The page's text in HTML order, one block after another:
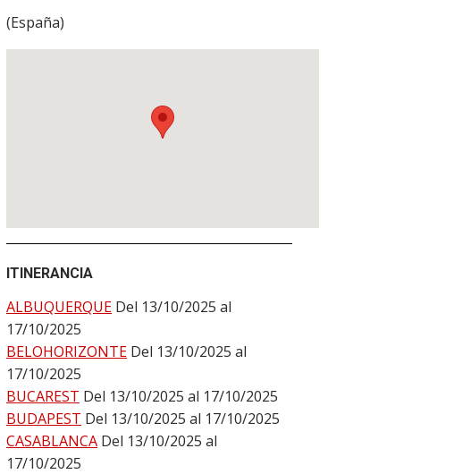
(España)
ITINERANCIA
ALBUQUERQUE Del 13/10/2025 al
17/10/2025
BELOHORIZONTE Del 13/10/2025 al
17/10/2025
BUCAREST Del 13/10/2025 al 17/10/2025
BUDAPEST Del 13/10/2025 al 17/10/2025
CASABLANCA Del 13/10/2025 al
17/10/2025